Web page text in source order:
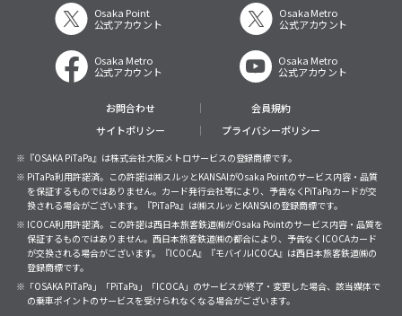
Osaka Point
公式アカウント
Osaka Metro
公式アカウント
Osaka Metro
公式アカウント
Osaka Metro
公式アカウント
お問合わせ
会員規約
サイトポリシー
プライバシーポリシー
※『OSAKA PiTaPa』は株式会社大阪メトロサービスの登録商標です。
※ PiTaPa利用許諾済。この許諾は㈱スルッとKANSAIがOsaka Pointのサービス内容・品質
を保証するものではありません。カード発行会社等により、予告なくPiTaPaカードが交
換される場合がございます。『PiTaPa』は㈱スルッとKANSAIの登録商標です。
※ ICOCA利用許諾済。この許諾は西日本旅客鉄道㈱がOsaka Pointのサービス内容・品質を
保証するものではありません。西日本旅客鉄道㈱の都合により、予告なくICOCAカード
が交換される場合がございます。『ICOCA』『モバイルICOCA』は西日本旅客鉄道㈱の
登録商標です。
※「OSAKA PiTaPa」「PiTaPa」「ICOCA」のサービスが終了・変更した場合、該当媒体で
の乗車ポイントのサービスを受けられなくなる場合がございます。